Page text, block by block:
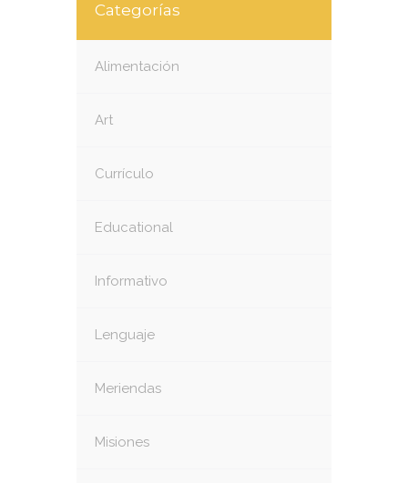
Categorías
Alimentación
Art
Currículo
Educational
Informativo
Lenguaje
Meriendas
Misiones